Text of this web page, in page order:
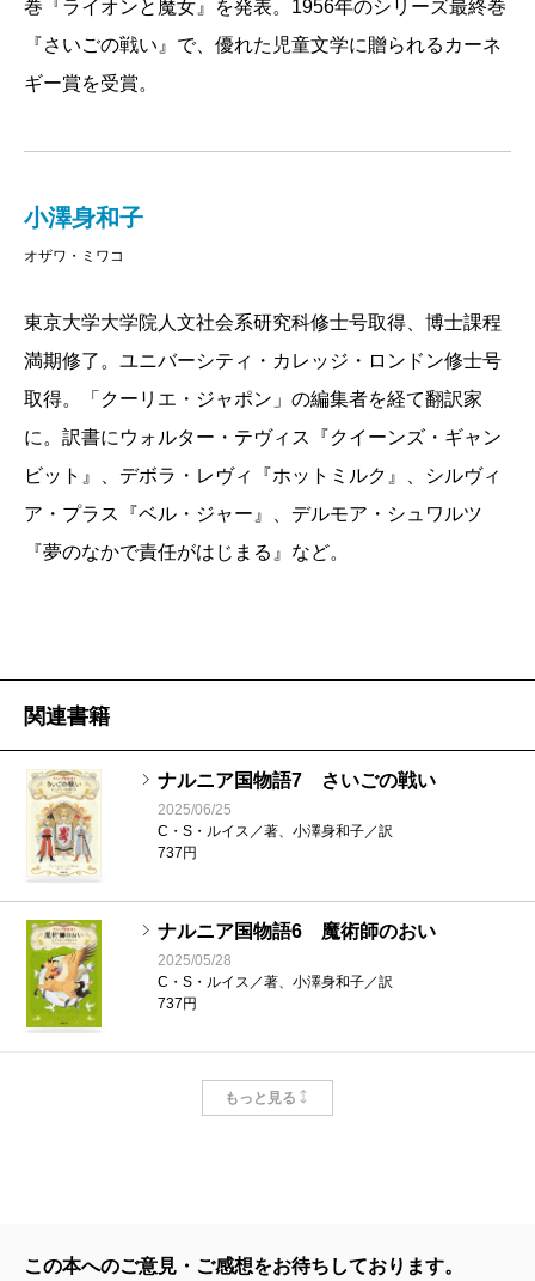
たちが異世界に赴き、たいへんな冒険をしたのち、ま
た現実世界に戻ってくるという、異世界往還型の物語
構造を持つ。ミヒャエル・エンデの『はてしない物
『英雄の書』などがこれに該当する。中でも、小野不
そこここに見てとれる。十二国の世界は、こちらの世
界（の日本と中国）と稀につながることがあり、《ナ
ルニア》と同じく、こちら側から向こう側に行った
人々の物語がシリーズの中核になる。《十二国記》エ
ピソード1にあたる『月の影 影の海』では、現代日本の
高校生・中嶋陽子が向こう側（十二国）へと連れ去ら
れ、（《ナルニア》第四巻『銀のいすと地底の国』の
《ナルニア》は、異世界を主な舞台にしているもの
の、こちら側の世界の子どもたちが案内役になってく
れるので、いつの時代のどこの国の子どもたちでも物
語に入りやすい。『ライオンと魔女』の冒頭、四人き
ょうだいの三番めにあたるエドマンドが、たんすの奥
に別の世界なんかなかったと、きょうだいの前でつい
ウソをついてしまうくだりは、（そのころの私にはき
ょうだいがなかったにもかかわらず）おおいに身につ
くだりはあまり感情移入できなかった。というのも当
時の私はプリンが大嫌いだったからで、瀬田貞二訳の
たいして美味しくないなあ」と思うのはそのさらに数
巻『ライオンと魔女』を発表。1956年のシリーズ最終巻
『さいごの戦い』で、優れた児童文学に贈られるカーネ
ギー賞を受賞。
小澤身和子
オザワ・ミワコ
東京大学大学院人文社会系研究科修士号取得、博士課程
満期修了。ユニバーシティ・カレッジ・ロンドン修士号
取得。「クーリエ・ジャポン」の編集者を経て翻訳家
に。訳書にウォルター・テヴィス『クイーンズ・ギャン
ビット』、デボラ・レヴィ『ホットミルク』、シルヴィ
ア・プラス『ベル・ジャー』、デルモア・シュワルツ
『夢のなかで責任がはじまる』など。
関連書籍
ナルニア国物語7 さいごの戦い
2025/06/25
C・S・ルイス／著、小澤身和子／訳
737円
ナルニア国物語6 魔術師のおい
2025/05/28
C・S・ルイス／著、小澤身和子／訳
737円
ナルニア国物語5 馬と少年
2025/04/23
2025/02/28
もっと見る
この本へのご意見・ご感想をお待ちしております。